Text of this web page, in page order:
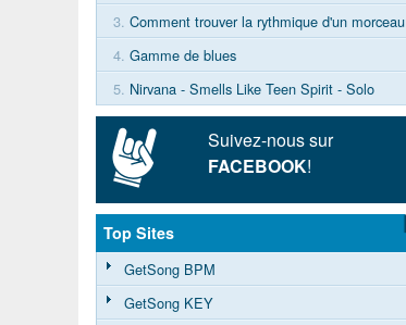
3. Comment trouver la rythmique d'un morceau
4. Gamme de blues
5. Nirvana - Smells Like Teen Spirit - Solo
Suivez-nous sur
FACEBOOK!
Top Sites
GetSong BPM
GetSong KEY